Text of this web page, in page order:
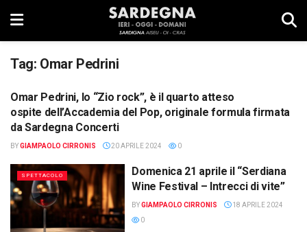
Tag: Omar Pedrini
SPETTACOLO
Omar Pedrini, lo “Zio rock”, è il quarto atteso
ospite dell’Accademia del Pop, originale formula firmata
da Sardegna Concerti
BYGIAMPAOLO CIRRONIS 20 APRILE 2024 0
SPETTACOLO
Domenica 21 aprile il “Serdiana
Wine Festival – Intrecci di vite”
BYGIAMPAOLO CIRRONIS
18 APRILE 2024
0